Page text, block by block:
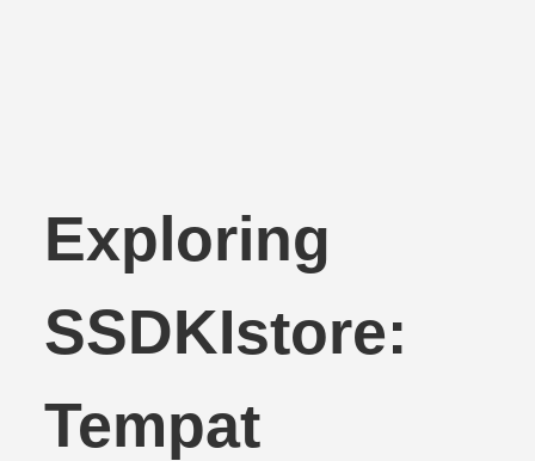
Exploring
SSDKIstore:
Tempat